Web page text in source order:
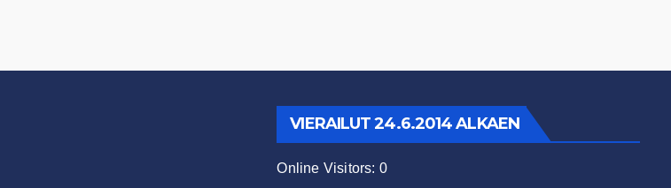
VIERAILUT 24.6.2014 ALKAEN
Online Visitors: 0